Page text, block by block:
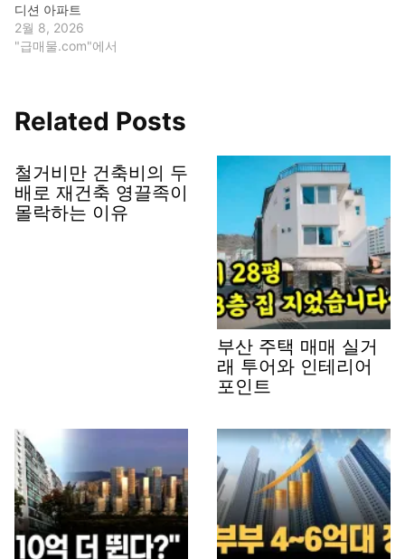
디션 아파트
2월 8, 2026
"급매물.com"에서
Related Posts
철거비만 건축비의 두
배로 재건축 영끌족이
몰락하는 이유
부산 주택 매매 실거
래 투어와 인테리어
포인트